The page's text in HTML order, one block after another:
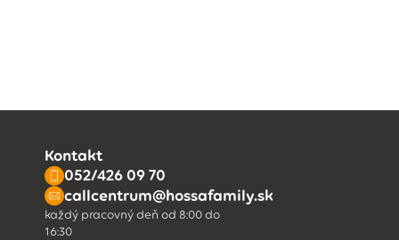
Kontakt
052/426 09 70
callcentrum@hossafamily.sk
každý pracovný deň od 8:00 do
16:30